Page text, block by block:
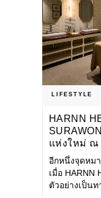
LIFESTYLE
HARNN
แห่งใหม่ ณ
BANGKOK
อีกหนึ่งจุดหม
เมื่อ HARNN
ตัวอย่างเป็นท